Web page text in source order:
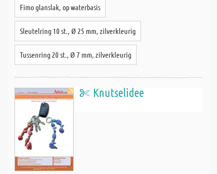
Fimo glanslak, op waterbasis
Sleutelring 10 st., Ø 25 mm, zilverkleurig
Tussenring 20 st., Ø 7 mm, zilverkleurig
Knutselidee